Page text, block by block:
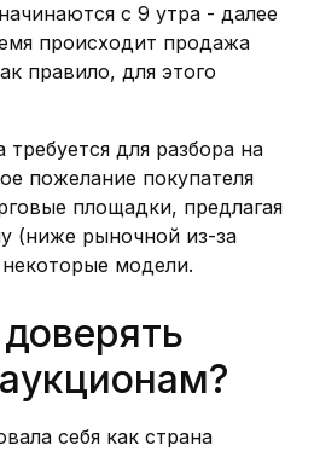
с 9 утра - далее
происходит продажа
правило, для этого
требуется для разбора на
пожелание покупателя
площадки, предлагая
(ниже рыночной из-за
некоторые модели.
себя как страна